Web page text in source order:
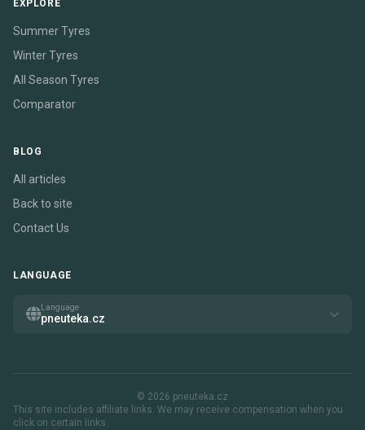
EXPLORE
Summer Tyres
Winter Tyres
All Season Tyres
Comparator
BLOG
All articles
Back to site
Contact Us
LANGUAGE
Language
pneuteka.cz
© 2026 pneuteka.cz
This site includes affiliate links. We may receive compensation when you
click on certain links.